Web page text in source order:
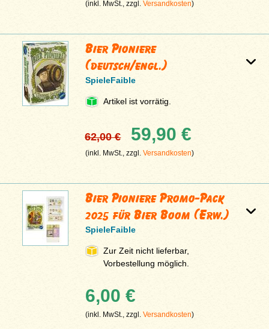
(inkl. MwSt., zzgl.Versandkosten)
Bier Pioniere
(deutsch/engl.)
SpieleFaible
Artikel ist vorrätig.
62,00 € 59,90 €
(inkl. MwSt., zzgl.Versandkosten)
Bier Pioniere Promo-Pack
2025 für Bier Boom (Erw.)
SpieleFaible
Zur Zeit nicht lieferbar,
Vorbestellung möglich.
6,00 €
(inkl. MwSt., zzgl.Versandkosten)